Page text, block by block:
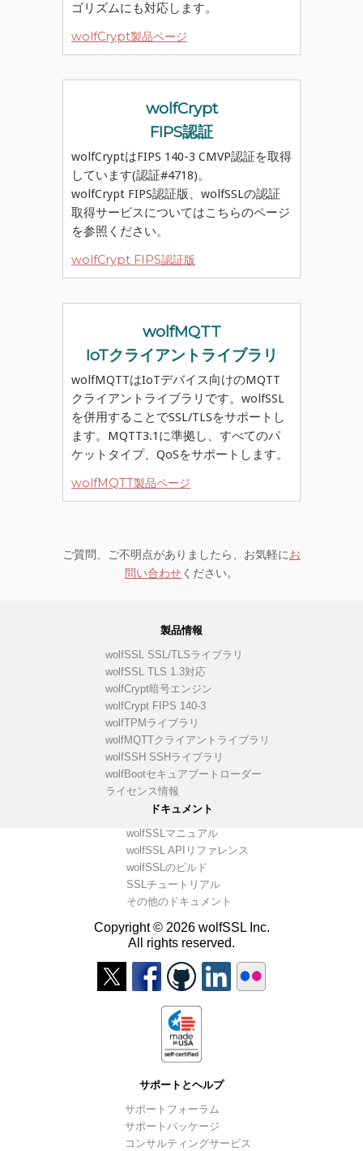
ゴリズムにも対応します。
wolfCrypt製品ページ
wolfCrypt
FIPS認証
wolfCryptはFIPS 140-3 CMVP認証を取得
しています(認証#4718)。
wolfCrypt FIPS認証版、wolfSSLの認証
取得サービスについてはこちらのページ
を参照ください。
wolfCrypt FIPS認証版
wolfMQTT
IoTクライアントライブラリ
wolfMQTTはIoTデバイス向けのMQTT
クライアントライブラリです。wolfSSL
を併用することでSSL/TLSをサポートし
ます。MQTT3.1に準拠し、すべてのパ
ケットタイプ、QoSをサポートします。
wolfMQTT製品ページ
ご質問、ご不明点がありましたら、お気軽にお
問い合わせください。
製品情報
wolfSSL SSL/TLSライブラリ
wolfSSL TLS 1.3対応
wolfCrypt暗号エンジン
wolfCrypt FIPS 140-3
wolfTPMライブラリ
wolfMQTTクライアントライブラリ
wolfSSH SSHライブラリ
wolfBootセキュアブートローダー
ライセンス情報
ドキュメント
wolfSSLマニュアル
wolfSSL APIリファレンス
wolfSSLのビルド
SSLチュートリアル
その他のドキュメント
Copyright © 2026 wolfSSL Inc.
All rights reserved.
サポートとヘルプ
サポートフォーラム
サポートパッケージ
コンサルティングサービス